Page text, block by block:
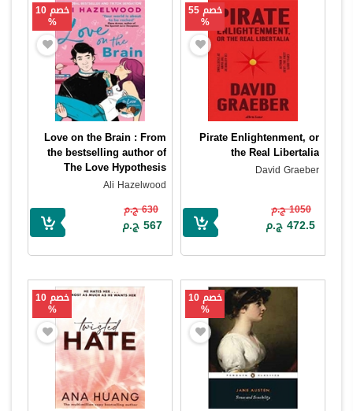
خصم 55
%
Pirate Enlightenment, or
the Real Libertalia
David Graeber
1050 ج.م
472.5 ج.م
خصم 10
%
Love on the Brain : From
the bestselling author of
The Love Hypothesis
Ali Hazelwood
630 ج.م
567 ج.م
خصم 10
%
خصم 10
%